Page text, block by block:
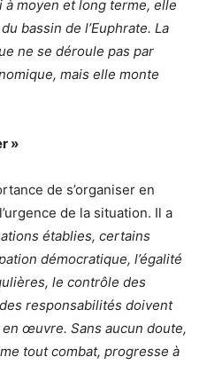
moyen et long terme, elle
bassin de l’Euphrate. La
ne se déroule pas par
mais elle monte
»
de s’organiser en
de la situation. Il a
établies, certains
démocratique, l’égalité
le contrôle des
responsabilités doivent
œuvre. Sans aucun doute,
tout combat, progresse à